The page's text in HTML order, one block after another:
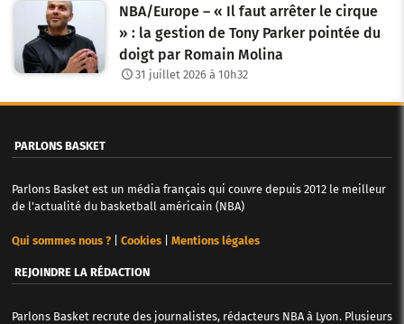
NBA/Europe – « Il faut arrêter le cirque
» : la gestion de Tony Parker pointée du
doigt par Romain Molina
31 juillet 2026 à 10h32
PARLONS BASKET
Parlons Basket est un média français qui couvre depuis 2012 le meilleur
de l'actualité du basketball américain (NBA)
Qui sommes nous ?| Cookies| Mentions légales
REJOINDRE LA RÉDACTION
Parlons Basket recrute des journalistes, rédacteurs NBA à Lyon. Plusieurs